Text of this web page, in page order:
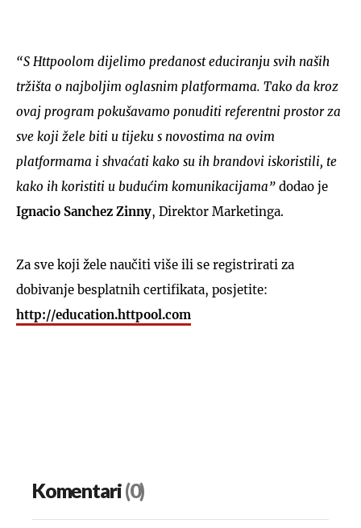
“S Httpoolom dijelimo predanost educiranju svih naših
tržišta o najboljim oglasnim platformama. Tako da kroz
ovaj program pokušavamo ponuditi referentni prostor za
sve koji žele biti u tijeku s novostima na ovim
platformama i shvaćati kako su ih brandovi iskoristili, te
kako ih koristiti u budućim komunikacijama” dodao je
Ignacio Sanchez Zinny, Direktor Marketinga.
Za sve koji žele naučiti više ili se registrirati za
dobivanje besplatnih certifikata, posjetite:
http://education.httpool.com
Komentari(0)